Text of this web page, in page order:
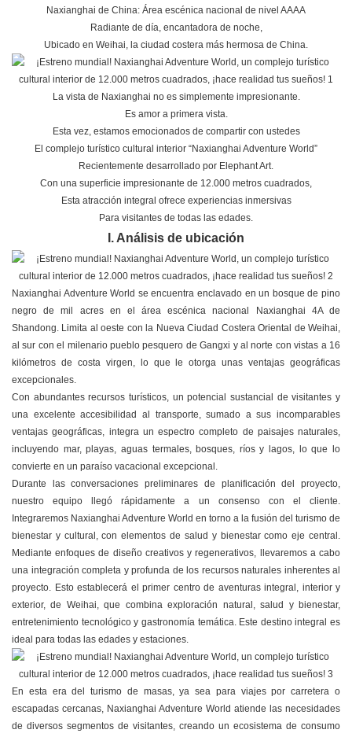
Naxianghai de China: Área escénica nacional de nivel AAAA
Radiante de día, encantadora de noche,
Ubicado en Weihai, la ciudad costera más hermosa de China.
La vista de Naxianghai no es simplemente impresionante.
Es amor a primera vista.
Esta vez, estamos emocionados de compartir con ustedes
El complejo turístico cultural interior “Naxianghai Adventure World”
Recientemente desarrollado por Elephant Art.
Con una superficie impresionante de 12.000 metros cuadrados,
Esta atracción integral ofrece experiencias inmersivas
Para visitantes de todas las edades.
I. Análisis de ubicación
Naxianghai Adventure World se encuentra enclavado en un bosque de pino
negro de mil acres en el área escénica nacional Naxianghai 4A de
Shandong. Limita al oeste con la Nueva Ciudad Costera Oriental de Weihai,
al sur con el milenario pueblo pesquero de Gangxi y al norte con vistas a 16
kilómetros de costa virgen, lo que le otorga unas ventajas geográficas
excepcionales.
Con abundantes recursos turísticos, un potencial sustancial de visitantes y
una excelente accesibilidad al transporte, sumado a sus incomparables
ventajas geográficas, integra un espectro completo de paisajes naturales,
incluyendo mar, playas, aguas termales, bosques, ríos y lagos, lo que lo
convierte en un paraíso vacacional excepcional.
Durante las conversaciones preliminares de planificación del proyecto,
nuestro equipo llegó rápidamente a un consenso con el cliente.
Integraremos Naxianghai Adventure World en torno a la fusión del turismo de
bienestar y cultural, con elementos de salud y bienestar como eje central.
Mediante enfoques de diseño creativos y regenerativos, llevaremos a cabo
una integración completa y profunda de los recursos naturales inherentes al
proyecto. Esto establecerá el primer centro de aventuras integral, interior y
exterior, de Weihai, que combina exploración natural, salud y bienestar,
entretenimiento tecnológico y gastronomía temática. Este destino integral es
ideal para todas las edades y estaciones.
En esta era del turismo de masas, ya sea para viajes por carretera o
escapadas cercanas, Naxianghai Adventure World atiende las necesidades
de diversos segmentos de visitantes, creando un ecosistema de consumo